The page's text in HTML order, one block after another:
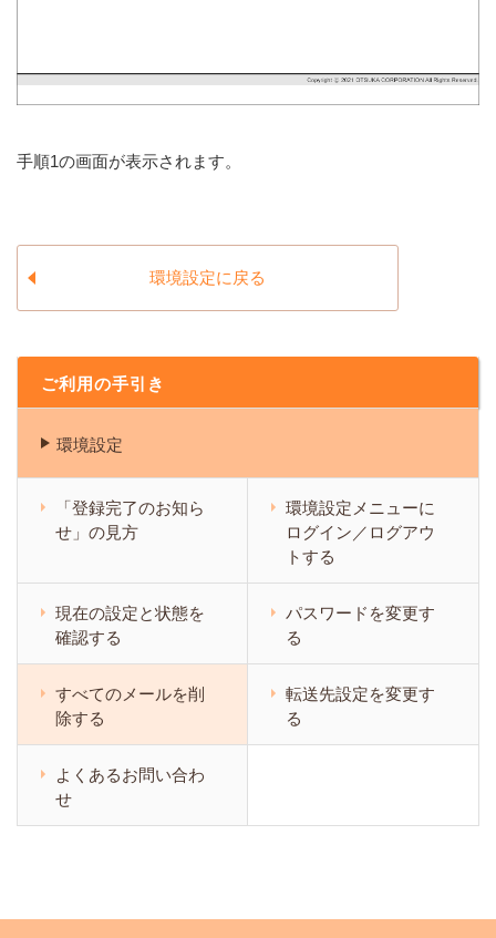
手順1の画面が表示されます。
環境設定に戻る
ご利用の手引き
環境設定
「登録完了のお知ら
せ」の見方
環境設定メニューに
ログイン／ログアウ
トする
現在の設定と状態を
確認する
パスワードを変更す
る
すべてのメールを削
除する
転送先設定を変更す
る
よくあるお問い合わ
せ